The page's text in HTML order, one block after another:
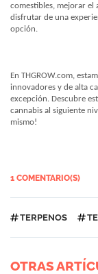
comestibles, mejorar el
disfrutar de una
opción.
En THGROW.com,
innovadores y de alta
excepción. Descubre
cannabis al siguiente
mismo!
1 COMENTARIO(S)
TERPENOS
OTRAS